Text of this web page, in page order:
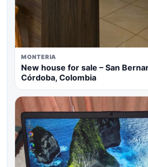
MONTERIA
New house for sale – San
Córdoba, Colombia